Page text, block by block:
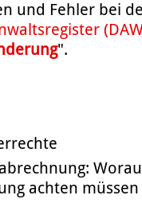
und Fehler bei
".
achten müssen